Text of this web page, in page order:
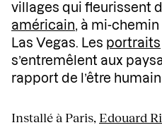
villages qui fleurissent
américain , à mi-
Las Vegas. Les portraits
s’entremêlent aux
rapport de l’être
Installé à Paris, Edouard